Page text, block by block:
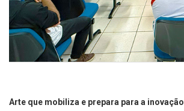
Arte que mobiliza e prepara para a inovação